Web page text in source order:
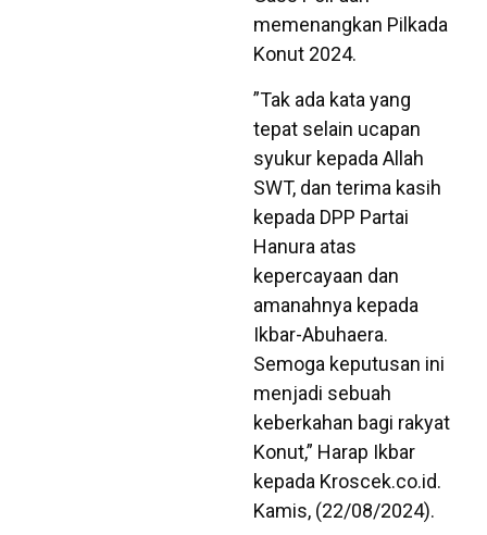
memenangkan Pilkada
Konut 2024.
”Tak ada kata yang
tepat selain ucapan
syukur kepada Allah
SWT, dan terima kasih
kepada DPP Partai
Hanura atas
kepercayaan dan
amanahnya kepada
Ikbar-Abuhaera.
Semoga keputusan ini
menjadi sebuah
keberkahan bagi rakyat
Konut,” Harap Ikbar
kepada Kroscek.co.id.
Kamis, (22/08/2024).